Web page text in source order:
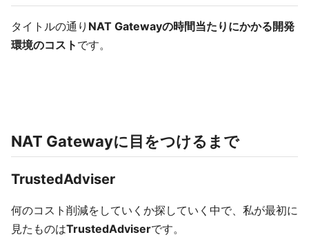
タイトルの通り NAT Gatewayの時間当たりにかかる開発
環境のコスト です。
NAT Gatewayに目をつけるまで
TrustedAdviser
何のコスト削減をしていくか探していく中で、私が最初に
見たものはTrustedAdviserです。